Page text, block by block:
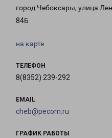
город Чебоксары, улица
84Б
на карте
ТЕЛЕФОН
8(8352) 239-292
EMAIL
cheb@pecom.ru
ГРАФИК РАБОТЫ